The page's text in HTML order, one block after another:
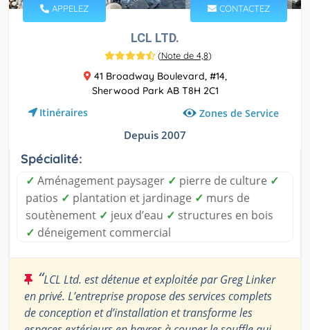
APPELEZ CONTACTEZ
LCL LTD.
(Note de 4,8)
41 Broadway Boulevard, #14,
Sherwood Park AB T8H 2C1
Itinéraires Zones de Service
Depuis 2007
Spécialité:
✓ Aménagement paysager ✓ pierre de culture ✓
patios ✓ plantation et jardinage ✓ murs de
soutènement ✓ jeux d’eau ✓ structures en bois
✓ déneigement commercial
“LCL Ltd. est détenue et exploitée par Greg Linker
en privé. L’entreprise propose des services complets
de conception et d’installation et transforme les